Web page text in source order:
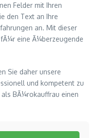
Felder mit Ihren
den Text an Ihre
an. Mit dieser
eine Ã¼berzeugende
Sie daher unsere
und kompetent zu
BÃ¼rokauffrau einen